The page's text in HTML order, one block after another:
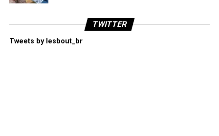
TWITTER
Tweets by lesbout_br